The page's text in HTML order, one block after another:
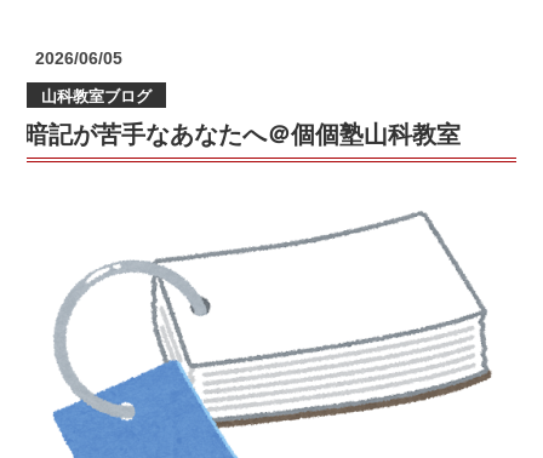
じ
ゃ
な
期
講
習
で
投
日:
2026/06/05
山科教室ブログ
暗記が苦手なあなたへ＠個個塾山科教室